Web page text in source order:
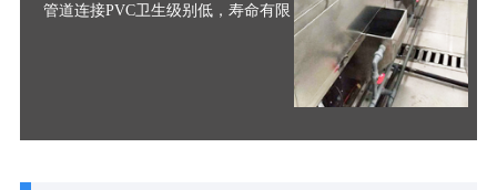
管道连接PVC卫生级别低，寿命有限